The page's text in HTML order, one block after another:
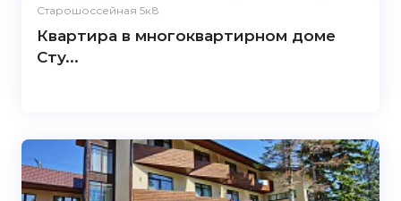
Старошоссейная 5к8
Квартира в многоквартирном доме
Сту...
5.0